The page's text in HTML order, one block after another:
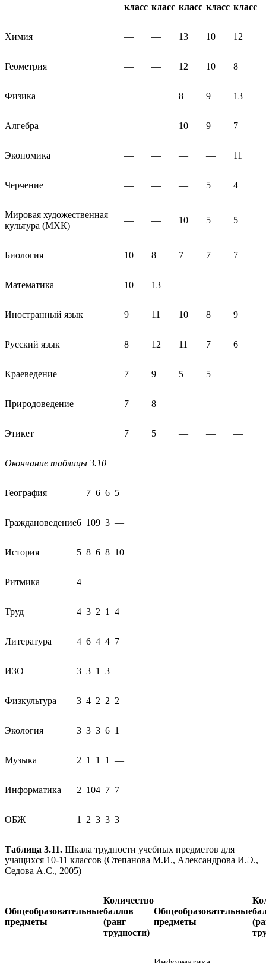
класс класс класс класс класс
Химия — — 13 10 12
Геометрия — — 12 10 8
Физика — — 8 9 13
Алгебра — — 10 9 7
Экономика — — — — 11
Черчение — — — 5 4
Мировая художественная
культура (МХК)
— — 10 5 5
Биология 10 8 7 7 7
Математика 10 13 — — —
Иностранный язык 9 11 10 8 9
Русский язык 8 12 11 7 6
Краеведение 7 9 5 5 —
Природоведение 7 8 — — —
Этикет 7 5 — — —
Окончание таблицы 3.10
География —7 6 6 5
Граждановедение6 109 3 —
История 5 8 6 8 10
Ритмика 4 ————
Труд 4 3 2 1 4
Литература 4 6 4 4 7
ИЗО 3 3 1 3 —
Физкультура 3 4 2 2 2
Экология 3 3 3 6 1
Музыка 2 1 1 1 —
Информатика 2 104 7 7
ОБЖ 1 2 3 3 3
Таблица 3.11. Шкала трудности учебных предметов для
учащихся 10-11 классов (Степанова М.И., Александрова И.Э.,
Седова А.С., 2005)
Общеобразовательные
предметы
Количество
баллов
(ранг
трудности)
Общеобразовательные
предметы